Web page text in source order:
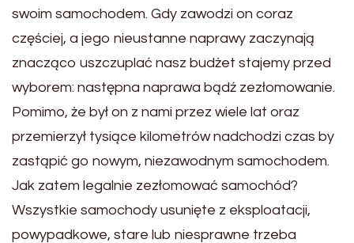
swoim samochodem. Gdy zawodzi on coraz
częściej, a jego nieustanne naprawy zaczynają
znacząco uszczuplać nasz budżet stajemy przed
wyborem: następna naprawa bądź zezłomowanie.
Pomimo, że był on z nami przez wiele lat oraz
przemierzył tysiące kilometrów nadchodzi czas by
zastąpić go nowym, niezawodnym samochodem.
Jak zatem legalnie zezłomować samochód?
Wszystkie samochody usunięte z eksploatacji,
powypadkowe, stare lub niesprawne trzeba